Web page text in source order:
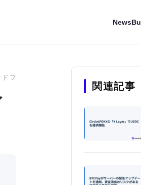
News
ァーン氏が就任、株式公開を見据えた
関連記事